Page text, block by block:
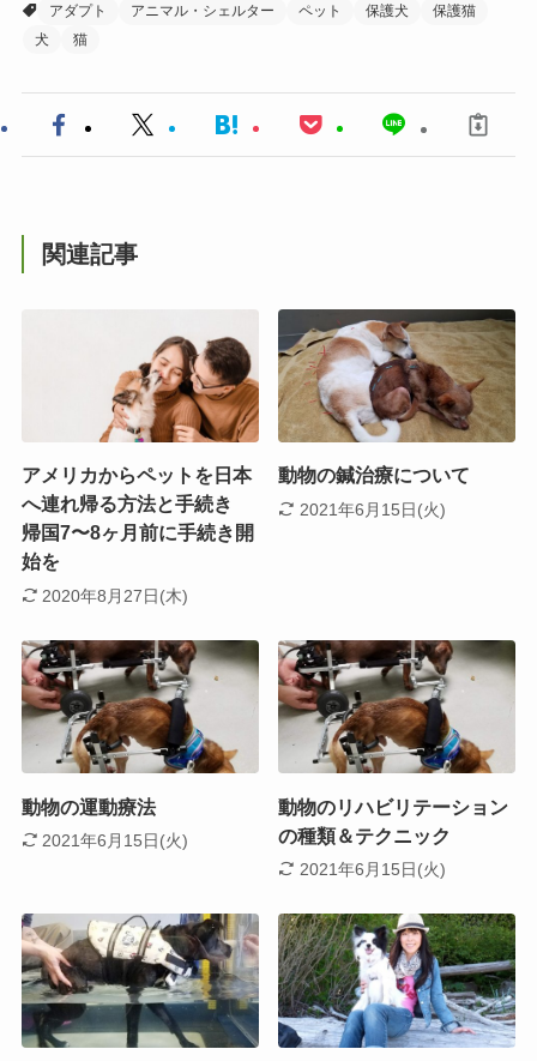
アダプト
アニマル・シェルター ペット 保護犬
保護猫
犬
猫
関連記事
アメリカからペットを日本
へ連れ帰る方法と手続き
帰国7〜8ヶ月前に手続き開
始を
2020年8月27日(木)
動物の鍼治療について
2021年6月15日(火)
動物の運動療法
2021年6月15日(火)
動物のリハビリテーション
の種類＆テクニック
2021年6月15日(火)